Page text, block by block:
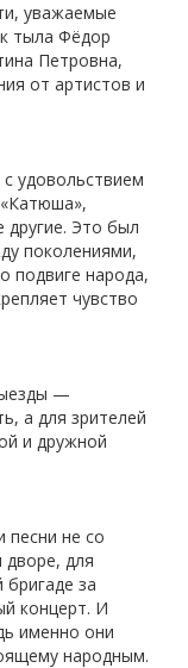
уважаемые
тыла Фёдор
Петровна,
от артистов и
удовольствием
другие. Это был
поколениями,
подвиге народа,
чувство
—
а для зрителей
и дружной
песни не со
для
за
концерт. И
именно они
народным.